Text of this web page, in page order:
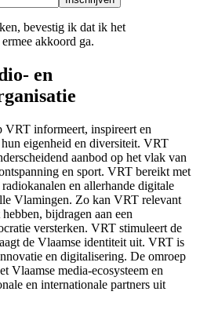
bevestig ik dat ik het
akkoord ga.
en
VRT informeert, inspireert en
eigenheid en diversiteit. VRT
aanbod op het vlak van
en sport. VRT bereikt met
en allerhande digitale
Vlamingen. Zo kan VRT relevant
bijdragen aan een
versterken. VRT stimuleert de
de Vlaamse identiteit uit. VRT is
en digitalisering. De omroep
Vlaamse media-ecosysteem en
en internationale partners uit